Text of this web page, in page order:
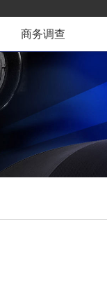
商务调查